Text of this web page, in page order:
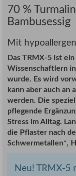
70 %
Bambusessig
Mit
Das TRMX-5 ist
Wissenschaftlern
wurde. Es wird
kann aber auch an
werden. Die
pflegende
Stress im Alltag.
die Pflaster nach
Schwermetallen*,
Neu! TRMX-5